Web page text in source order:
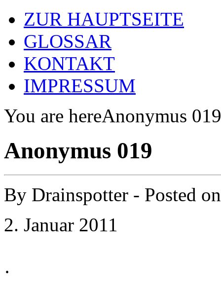
ZUR HAUPTSEITE
GLOSSAR
KONTAKT
IMPRESSUM
You are hereAnonymus 019
Anonymus 019
By Drainspotter - Posted
2. Januar 2011
·